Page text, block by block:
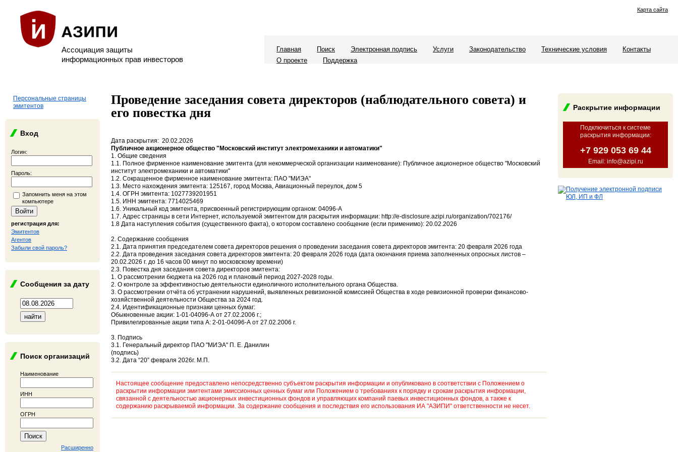
Ассоциация защиты
информационных прав инвесторов
Карта сайта
Главная Поиск Электронная подпись Услуги Законодательство Технические условия
Контакты
О проекте
Поддержка
Персональные страницы
эмитентов
Вход
Логин:
Пароль:
Запомнить меня на этом
компьютере
регистрация для:
Эмитентов
Агентов
Забыли свой пароль?
Сообщения за дату
Поиск организаций
Наименование
ИНН
ОГРН
Расширенно
Раскрытие информации
Подключиться к системе
раскрытия информации:
+7 929 053 69 44
Email: info@azipi.ru
Проведение заседания совета директоров (наблюдательного совета) и
его повестка дня
Дата раскрытия: 20.02.2026
Публичное акционерное общество "Московский институт электромеханики и автоматики"
1. Общие сведения
1.1. Полное фирменное наименование эмитента (для некоммерческой организации наименование): Публичное акционерное общество "Московский
институт электромеханики и автоматики"
1.2. Сокращенное фирменное наименование эмитента: ПАО "МИЭА"
1.3. Место нахождения эмитента: 125167, город Москва, Авиационный переулок, дом 5
1.4. ОГРН эмитента: 1027739201951
1.5. ИНН эмитента: 7714025469
1.6. Уникальный код эмитента, присвоенный регистрирующим органом: 04096-А
1.7. Адрес страницы в сети Интернет, используемой эмитентом для раскрытия информации: http://e-disclosure.azipi.ru/organization/702176/
1.8 Дата наступления события (существенного факта), о котором составлено сообщение (если применимо): 20.02.2026
2. Содержание сообщения
2.1. Дата принятия председателем совета директоров решения о проведении заседания совета директоров эмитента: 20 февраля 2026 года
2.2. Дата проведения заседания совета директоров эмитента: 20 февраля 2026 года (дата окончания приема заполненных опросных листов –
20.02.2026 г. до 16 часов 00 минут по московскому времени)
2.3. Повестка дня заседания совета директоров эмитента:
1. О рассмотрении бюджета на 2026 год и плановый период 2027-2028 годы.
2. О контроле за эффективностью деятельности единоличного исполнительного органа Общества.
3. О рассмотрении отчёта об устранении нарушений, выявленных ревизионной комиссией Общества в ходе ревизионной проверки финансово-
хозяйственной деятельности Общества за 2024 год.
2.4. Идентификационные признаки ценных бумаг:
Обыкновенные акции: 1-01-04096-А от 27.02.2006 г.;
Привилегированные акции типа А: 2-01-04096-А от 27.02.2006 г.
3. Подпись
3.1. Генеральный директор ПАО "МИЭА" П. Е. Данилин
(подпись)
3.2. Дата “20” февраля 2026г. М.П.
Настоящее сообщение предоставлено непосредственно субъектом раскрытия информации и опубликовано в соответствии с Положением о
раскрытии информации эмитентами эмиссионных ценных бумаг или Положением о требованиях к порядку и срокам раскрытия информации,
связанной с деятельностью акционерных инвестиционных фондов и управляющих компаний паевых инвестиционных фондов, а также к
содержанию раскрываемой информации. За содержание сообщения и последствия его использования ИА "АЗИПИ" ответственности не несет.